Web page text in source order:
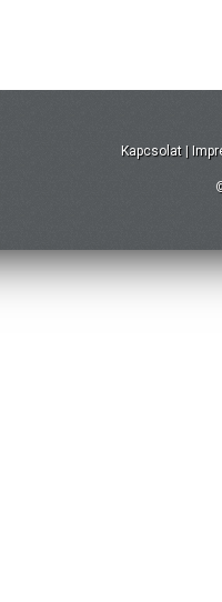
Kapcsolat |